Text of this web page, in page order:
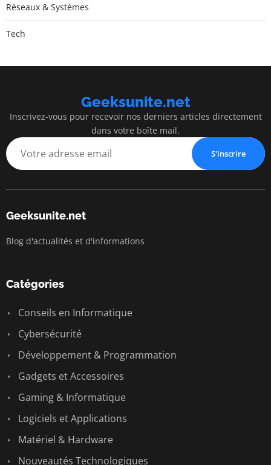
Réseaux & Systèmes
Tech
Geeksunite.net
Inscrivez-vous pour recevoir nos derniers articles directement
dans votre boîte mail.
S'inscrire
Geeksunite.net
Blog d'actualités et d'informations
Catégories
Conseils en Informatique
Cybersécurité
Développement & Programmation
Gadgets et Accessoires
Gaming & Informatique
Logiciels et Applications
Matériel & Hardware
Nouveautés Technologiques